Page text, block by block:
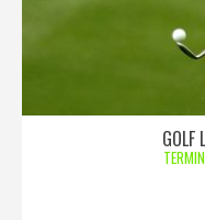
GOLF